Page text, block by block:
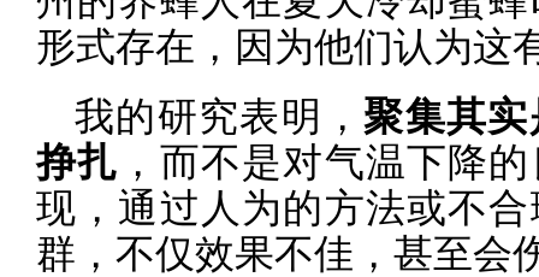
形式存在，因为他们认为这
我的研究表明，聚集其
挣扎 ，而不是对气温下降
现，通过人为的方法或不
群，不仅效果不佳，甚至会